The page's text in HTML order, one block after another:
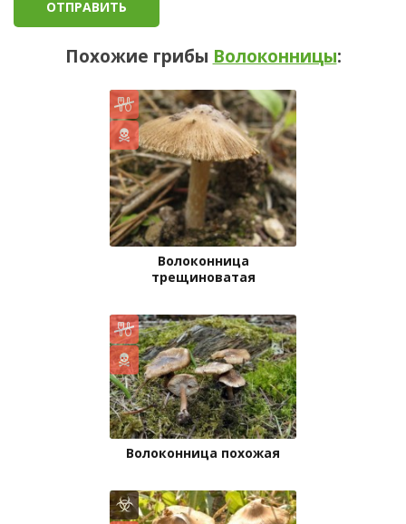
Похожие грибы Волоконницы:
Волоконница
трещиноватая
Волоконница похожая